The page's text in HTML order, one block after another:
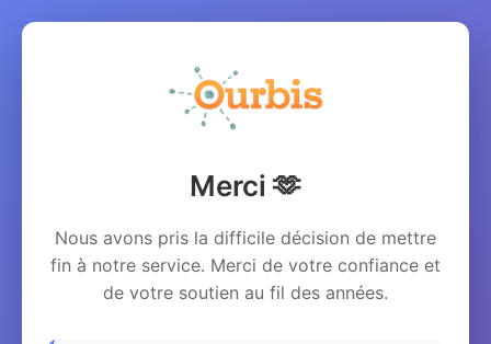
Merci 🫶
Nous avons pris la difficile décision de mettre
fin à notre service. Merci de votre confiance et
de votre soutien au fil des années.